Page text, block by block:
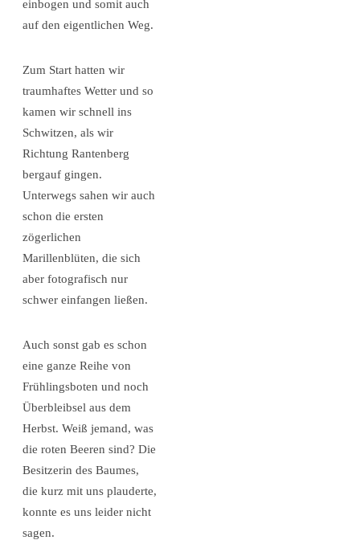
einbogen und somit auch
auf den eigentlichen Weg.
Zum Start hatten wir
traumhaftes Wetter und so
kamen wir schnell ins
Schwitzen, als wir
Richtung Rantenberg
bergauf gingen.
Unterwegs sahen wir auch
schon die ersten
zögerlichen
Marillenblüten, die sich
aber fotografisch nur
schwer einfangen ließen.
Auch sonst gab es schon
eine ganze Reihe von
Frühlingsboten und noch
Überbleibsel aus dem
Herbst. Weiß jemand, was
die roten Beeren sind? Die
Besitzerin des Baumes,
die kurz mit uns plauderte,
konnte es uns leider nicht
sagen.